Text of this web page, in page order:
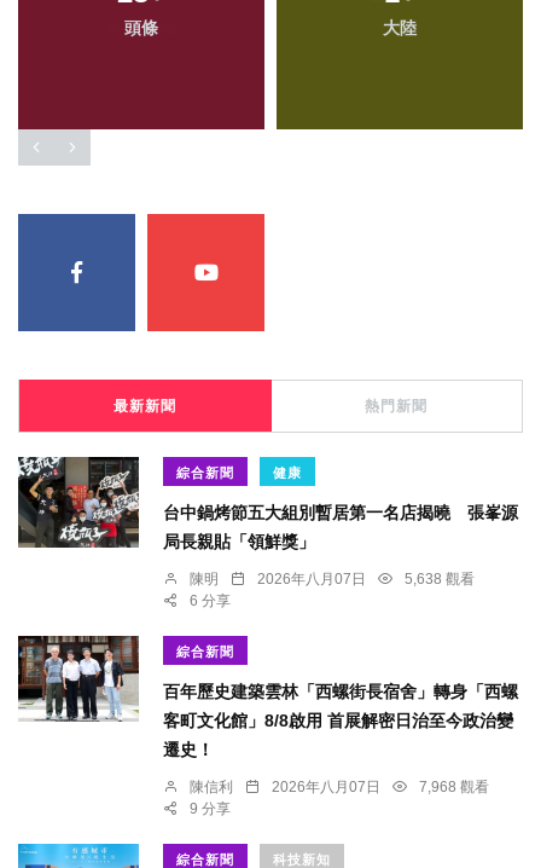
頭條 大陸
最新新聞 熱門新聞
綜合新聞 健康
台中鍋烤節五大組別暫居第一名店揭曉 張峯源
局長親貼「領鮮獎」
陳明 2026年八月07日
5,638 觀看
6 分享
綜合新聞
百年歷史建築雲林「西螺街長宿舍」轉身「西螺
客町文化館」8/8啟用 首展解密日治至今政治變
遷史！
陳信利 2026年八月07日
7,968 觀看
9 分享
綜合新聞 科技新知